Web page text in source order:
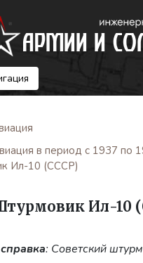
в период с 1937 по
Ил-10 (СССР)
Ил-10
: Советский